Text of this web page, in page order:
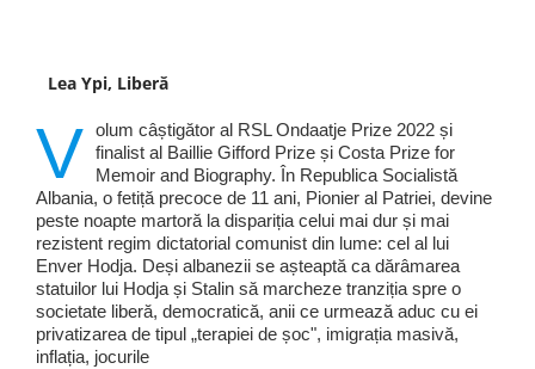
Lea Ypi, Liberă
V olum câștigător al RSL Ondaatje Prize 2022 și
finalist al Baillie Gifford Prize și Costa Prize for
Memoir and Biography. În Republica Socialistă
Albania, o fetiță precoce de 11 ani, Pionier al Patriei, devine
peste noapte martoră la dispariția celui mai dur și mai
rezistent regim dictatorial comunist din lume: cel al lui
Enver Hodja. Deși albanezii se așteaptă ca dărâmarea
statuilor lui Hodja și Stalin să marcheze tranziția spre o
societate liberă, democratică, anii ce urmează aduc cu ei
privatizarea de tipul „terapiei de șoc", imigrația masivă,
inflația, jocurile